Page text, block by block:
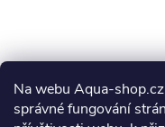
Na webu Aqua-
správné fungování